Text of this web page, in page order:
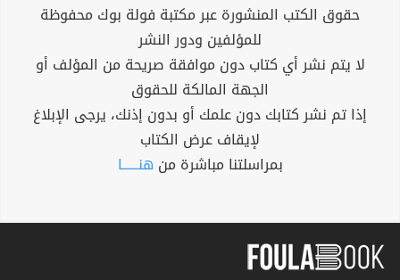
حقوق الكتب المنشورة عبر مكتبة فولة بوك محفوظة
للمؤلفين ودور النشر
لا يتم نشر أي كتاب دون موافقة صريحة من المؤلف أو
الجهة المالكة للحقوق
إذا تم نشر كتابك دون علمك أو بدون إذنك، يرجى الإبلاغ
لإيقاف عرض الكتاب
بمراسلتنا مباشرة من هنــــــا